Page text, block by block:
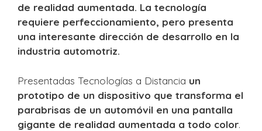
de realidad aumentada. La tecnología
requiere perfeccionamiento, pero presenta
una interesante dirección de desarrollo en la
industria automotriz.
Presentadas Tecnologías a Distancia un
prototipo de un dispositivo que transforma el
parabrisas de un automóvil en una pantalla
gigante de realidad aumentada a todo color.